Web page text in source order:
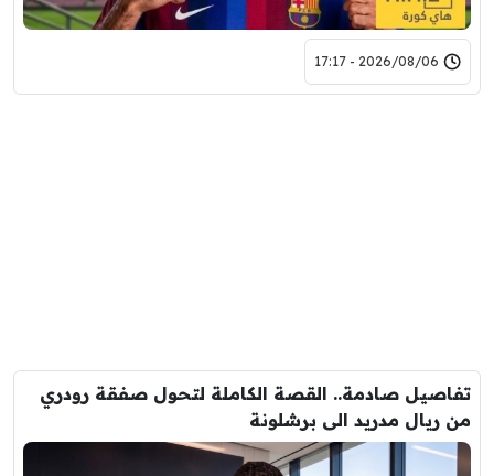
2026/08/06 - 17:17
تفاصيل صادمة.. القصة الكاملة لتحول صفقة رودري
من ريال مدريد الى برشلونة